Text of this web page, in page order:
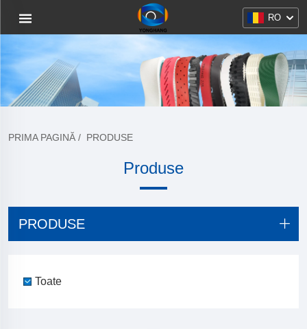
RO
PRIMA PAGINĂ / PRODUSE
Produse
PRODUSE
Toate